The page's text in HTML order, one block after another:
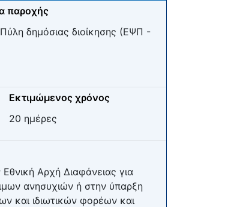
παροχής
δημόσιας διοίκησης (ΕΨΠ -
Εκτιμώμενος χρόνος
20 ημέρες
Αρχή Διαφάνειας για
ανησυχιών ή στην ύπαρξη
και ιδιωτικών φορέων και